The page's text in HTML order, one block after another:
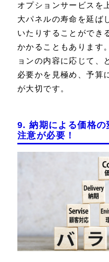
オプションサービスを
大パネルの寿命を延ば
いたりすることができ
かかることもあります
ョンの内容に応じて、
必要かを見極め、予算
が大切です。
9. 納期による価格の
注意が必要！